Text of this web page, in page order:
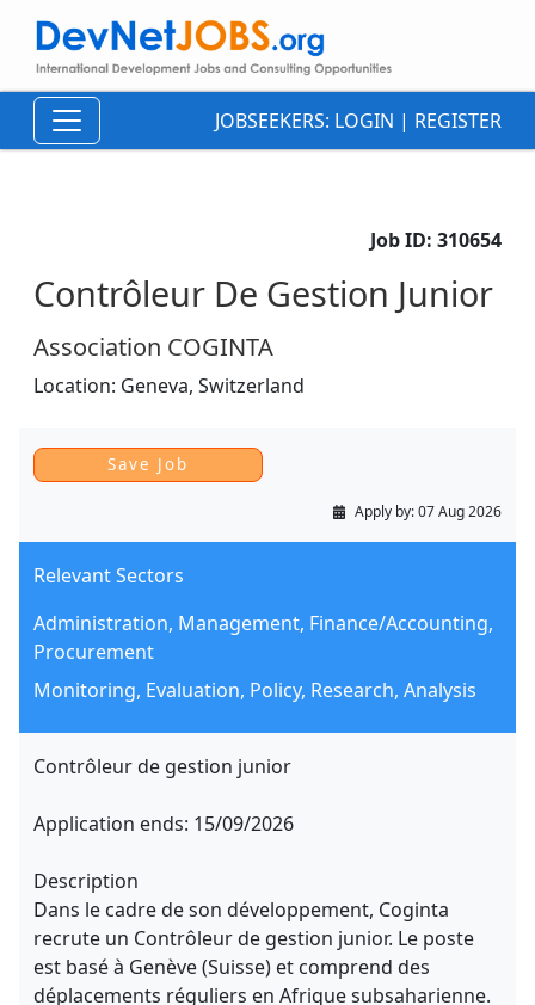
JOBSEEKERS: LOGIN | REGISTER
Job ID: 310654
Contrôleur De Gestion Junior
Association COGINTA
Location: Geneva, Switzerland
Apply by:07 Aug 2026
Relevant Sectors
Administration, Management, Finance/Accounting,
Procurement
Monitoring, Evaluation, Policy, Research, Analysis
Contrôleur de gestion junior
Application ends: 15/09/2026
Description
Dans le cadre de son développement, Coginta
recrute un Contrôleur de gestion junior. Le poste
est basé à Genève (Suisse) et comprend des
déplacements réguliers en Afrique subsaharienne.